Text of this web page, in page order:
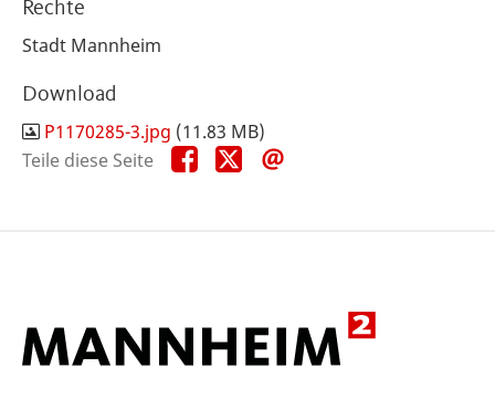
Rechte
Stadt Mannheim
Download
P1170285-3.jpg (11.83 MB)
Teile diese Seite
Teile
diese
Teile
diese